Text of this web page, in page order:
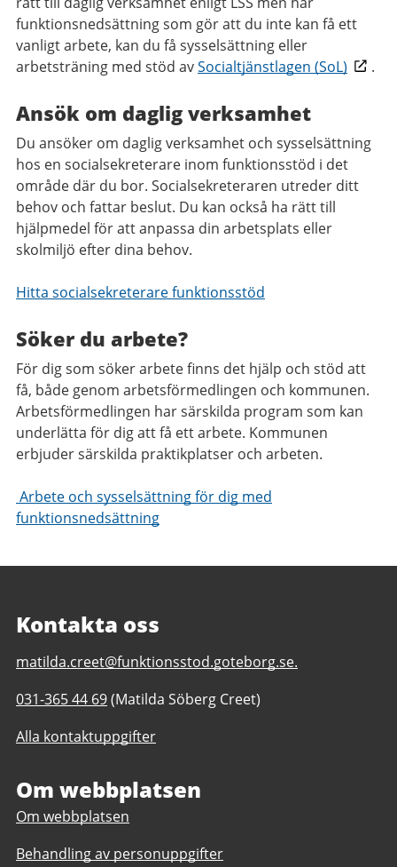
funktionsnedsättning som gör att du inte kan få ett
vanligt arbete, kan du få sysselsättning eller
arbetsträning med stöd avSocialtjänstlagen (SoL) .
Ansök om daglig verksamhet
Du ansöker om daglig verksamhet och sysselsättning
hos en socialsekreterare inom funktionsstöd i det
område där du bor. Socialsekreteraren utreder ditt
behov och fattar beslut. Du kan också ha rätt till
hjälpmedel för att anpassa din arbetsplats eller
skolmiljö efter dina behov.
Hitta socialsekreterare funktionsstöd
Söker du arbete?
För dig som söker arbete finns det hjälp och stöd att
få, både genom arbetsförmedlingen och kommunen.
Arbetsförmedlingen har särskilda program som kan
underlätta för dig att få ett arbete. Kommunen
erbjuder särskilda praktikplatser och arbeten.
Arbete och sysselsättning för dig med
funktionsnedsättning
Kontakta oss
E-
till
Hundkojan
daglig
Göteborgs
Stad
matilda.creet@funktionsstod.goteborg.se.
Telefonnummer
Hundkojan
verksamhet
Göteborgs
Stad
031-365 44 69(Matilda Söberg Creet)
Alla kontaktuppgifter
Om webbplatsen
Om webbplatsen
Behandling av personuppgifter